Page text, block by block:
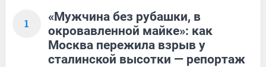
1
«Мужчина без рубашки, в
окровавленной майке»: как
Москва пережила взрыв у
сталинской высотки — репортаж